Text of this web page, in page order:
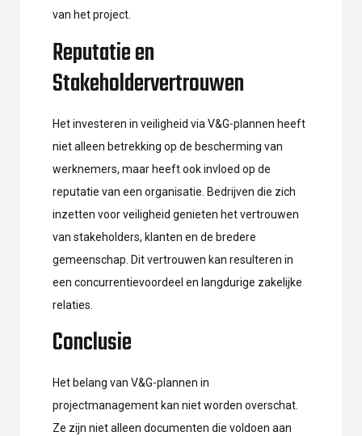
van het project.
Reputatie en
Stakeholdervertrouwen
Het investeren in veiligheid via V&G-plannen heeft
niet alleen betrekking op de bescherming van
werknemers, maar heeft ook invloed op de
reputatie van een organisatie. Bedrijven die zich
inzetten voor veiligheid genieten het vertrouwen
van stakeholders, klanten en de bredere
gemeenschap. Dit vertrouwen kan resulteren in
een concurrentievoordeel en langdurige zakelijke
relaties.
Conclusie
Het belang van V&G-plannen in
projectmanagement kan niet worden overschat.
Ze zijn niet alleen documenten die voldoen aan